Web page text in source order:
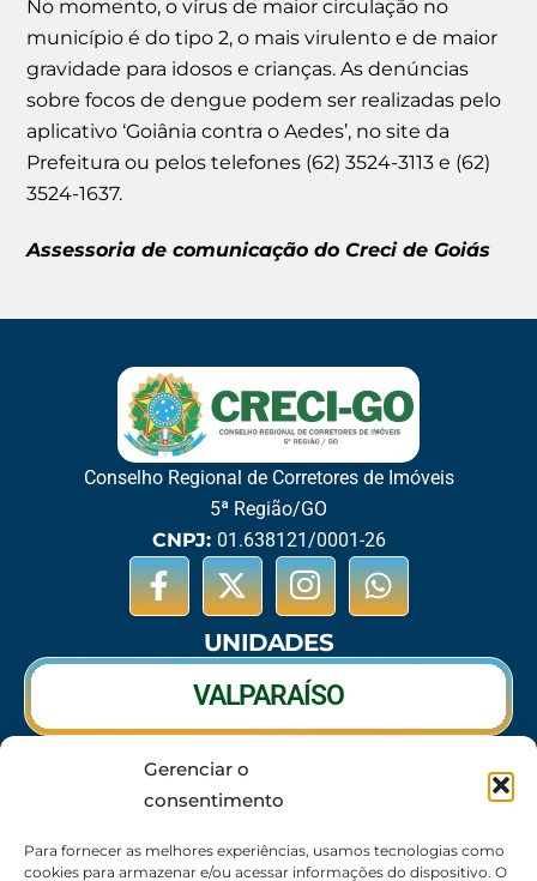
Gerenciar o
consentimento
Para fornecer as melhores experiências, usamos tecnologias como
cookies para armazenar e/ou acessar informações do dispositivo. O
No momento, o vírus de maior circulação no
município é do tipo 2, o mais virulento e de maior
gravidade para idosos e crianças. As denúncias
sobre focos de dengue podem ser realizadas pelo
aplicativo ‘Goiânia contra o Aedes’, no site da
Prefeitura ou pelos telefones (62) 3524-3113 e (62)
3524-1637.
Assessoria de comunicação do Creci de Goiás
Conselho Regional de Corretores de Imóveis
5ª Região/GO
CNPJ: 01.638121/0001-26
UNIDADES
VALPARAÍSO
RIO VERDE
CALDAS NOVAS